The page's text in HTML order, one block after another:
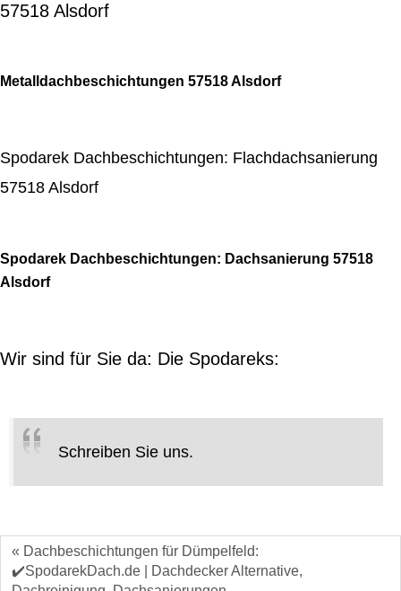
57518 Alsdorf
Metalldachbeschichtungen 57518 Alsdorf
Spodarek Dachbeschichtungen: Flachdachsanierung
57518 Alsdorf
Spodarek Dachbeschichtungen: Dachsanierung 57518
Alsdorf
Wir sind für Sie da: Die Spodareks:
Schreiben Sie uns.
« Dachbeschichtungen für Dümpelfeld:
✔️SpodarekDach.de | Dachdecker Alternative,